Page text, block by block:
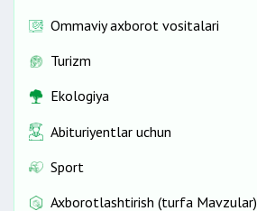
Ommaviy axborot vositalari
Turizm
Ekologiya
Abituriyentlar uchun
Sport
Axborotlashtirish (turfa Mavzular)